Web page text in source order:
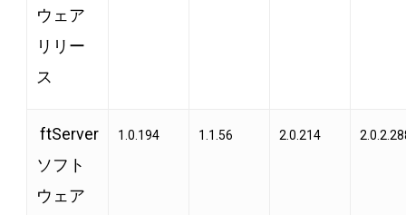
ウェア
リリー
ス
ftServer
ソフト
ウェア
1.0.194 1.1.56 2.0.214